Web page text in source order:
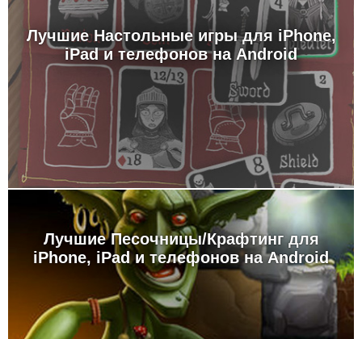
Лучшие Настольные игры для iPhone,
iPad и телефонов на Android
Лучшие Песочницы/Крафтинг для
iPhone, iPad и телефонов на Android